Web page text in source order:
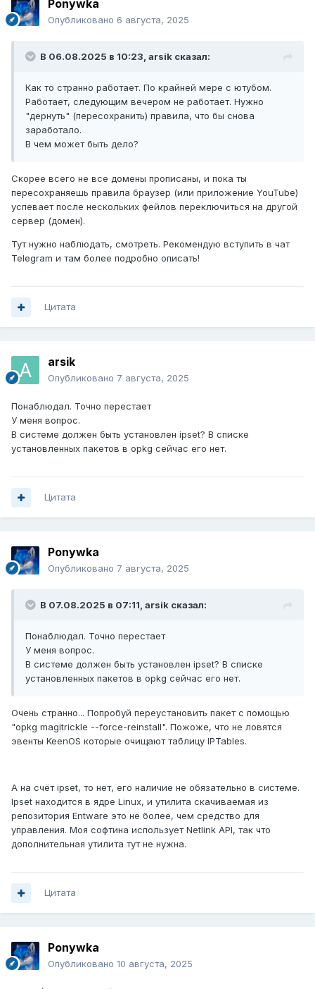
Ponywka
Опубликовано 6 августа, 2025
В 06.08.2025 в 10:23, arsik сказал:
Как то странно работает. По крайней мере с ютубом.
Работает, следующим вечером не работает. Нужно
"дернуть" (пересохранить) правила, что бы снова
заработало.
В чем может быть дело?
Скорее всего не все домены прописаны, и пока ты
пересохраняешь правила браузер (или приложение YouTube)
успевает после нескольких фейлов переключиться на другой
сервер (домен).
Тут нужно наблюдать, смотреть. Рекомендую вступить в чат
Telegram и там более подробно описать!
Цитата
arsik
Опубликовано 7 августа, 2025
Понаблюдал. Точно перестает
У меня вопрос.
В системе должен быть установлен ipset? В списке
установленных пакетов в opkg сейчас его нет.
Цитата
Ponywka
Опубликовано 7 августа, 2025
В 07.08.2025 в 07:11, arsik сказал:
Понаблюдал. Точно перестает
У меня вопрос.
В системе должен быть установлен ipset? В списке
установленных пакетов в opkg сейчас его нет.
Очень странно... Попробуй переустановить пакет с помощью
"opkg magitrickle --force-reinstall". Пожоже, что не ловятся
эвенты KeenOS которые очищают таблицу IPTables.
А на счёт ipset, то нет, его наличие не обязательно в системе.
Ipset находится в ядре Linux, и утилита скачиваемая из
репозитория Entware это не более, чем средство для
управления. Моя софтина использует Netlink API, так что
дополнительная утилита тут не нужна.
Цитата
Ponywka
Опубликовано 10 августа, 2025